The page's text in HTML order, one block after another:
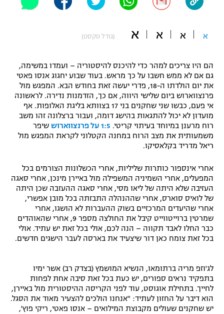
תקנון משתתפים וזוכים בפרסים
תקנון עבור פעילות אלקטרה
תקנון עבור פעילות ספורט 1 – "מרלן"
טניס
גיימינג E-Sports
תנאי שימוש
מדיניות פרטיות
תקנון פעילות ספורט 1
רשיון להקרנה פומבית לבית עסק
לוח דרושים – ג'ובנט
תגיות
כדורמים
פוטבול אמריקאי NFL
בייסבול MLB
ספורט אתגרי ואקסטרים
אומנויות לחימה
גיימינג E-Sports
א א א א (גודל טקסט)
הם היו צריכים למהר כדי להיכנס להיסטוריה – ועמדו במשימה,
גם אם לא ממש חשבו על כך מראש. בעוד שבוע יחגוג אנסו פאטי
את יום הולדתו ה-18, פדרי יעשה זאת בחודש הבא. המפגש מול
פרנצווארוש ביום שלישי היווה, אם כך, הזדמנות נדירה. לראשונה
אי פעם, כבשו שני שחקנים בני 17 בצוותא בליגת האלופות. אף
מועדון לא יכול להתגאות בהישג דומה, ועבור ברצלונה זהו משב
רוח מרענן במיוחד בעיתוי קריטי. 1:5 על פרנצווארוש
שיפר
משמעותית את מצב הרוח במחנה הקטלוני לקראת המפגש מול
ריאל מדריד בקלאסיקו.
אחרי אינספור כותרות שליליות, אחרי הכשלונות הצורמים בכל
המפעלים, אחרי השמיניה המשפילה מול באיירן מינכן, אחרי סאגה
העזיבה שלא היתה של ליאו מסי, אחרי סאגה ההעזבה שכן היתה
של לואיס סוארס, אחרי שההנהלה התבזתה בכל מובן אפשרי,
אחרי שהיעדים המרכזיים בשוק ההעברות לא הושגו, אחרי
שמרטין ברוייטווייט קיבל את החולצה מספר 9, אחרי שהאוהדים
כבר החלו לאבד תקווה – הנה לכם, אולי בכל זאת יש עתיד. אולי
בכל זאת צומח כאן דור שיצעיד את בארסה לעבר הישגים חדשים.
לג'וזפ מריה ברתומאו, הנשיא המושמץ (בצדק רב) אשר ימיו
בתפקיד נראים ספורים, יש כעת בכל זאת סיבה אחת לפחות
לחייך. בתחילת אוגוסט, עוד לפני הקריסה ההיסטורית מול באיירן,
הוא דיבר על החזון לעתיד: "אנחנו הולכים להצעיר מאוד את הסגל.
יש שחקנים שעולים מקבוצת המילואים – אנסו פאטי, ריקי פוץ',